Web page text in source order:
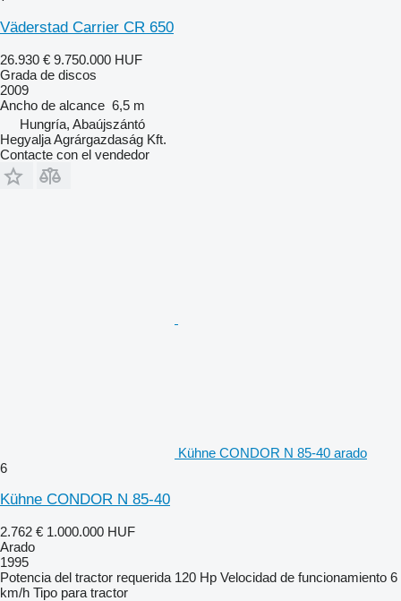
Väderstad Carrier CR 650
26.930 € 9.750.000 HUF
Grada de discos
2009
Ancho de alcance 6,5 m
Hungría, Abaújszántó
Hegyalja Agrárgazdaság Kft.
Contacte con el vendedor
Kühne CONDOR N 85-40 arado
6
Kühne CONDOR N 85-40
2.762 € 1.000.000 HUF
Arado
1995
Potencia del tractor requerida 120 Hp Velocidad de funcionamiento 6
km/h Tipo para tractor